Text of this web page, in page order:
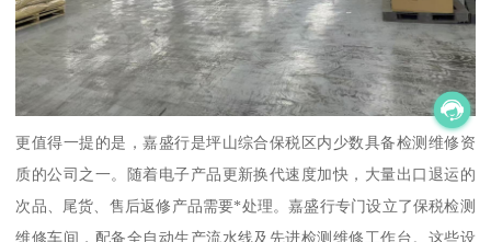
更值得一提的是，嘉盛行是坪山综合保税区内少数具备检测维修资
质的公司之一。随着电子产品更新换代速度加快，大量出口退运的
次品、尾货、售后返修产品需要*处理。嘉盛行专门设立了保税检测
维修车间，配备全自动生产流水线及先进检测维修工作台。这些设